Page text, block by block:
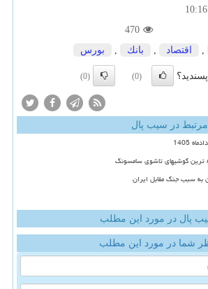
470
, اقتصاد , بانك , بورس
(0)
(0)
در سیب پال
گوشیهای تاشوی سامسونگ
سبب جنگ مقابل ایران
پال در مورد این مطلب
شما در مورد این مطلب